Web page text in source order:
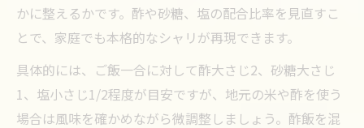
かに整えるかです。酢や砂糖、塩の配合比率を見直すこ
とで、家庭でも本格的なシャリが再現できます。
具体的には、ご飯一合に対して酢大さじ2、砂糖大さじ
1、塩小さじ1/2程度が目安ですが、地元の米や酢を使う
場合は風味を確かめながら微調整しましょう。酢飯を混